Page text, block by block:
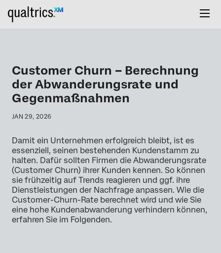
Customer Churn – Berechnung
der Abwanderungsrate und
Gegenmaßnahmen
JAN 29, 2026
Damit ein Unternehmen erfolgreich bleibt, ist es
essenziell, seinen bestehenden Kundenstamm zu
halten. Dafür sollten Firmen die Abwanderungsrate
(Customer Churn) ihrer Kunden kennen. So können
sie frühzeitig auf Trends reagieren und ggf. ihre
Dienstleistungen der Nachfrage anpassen. Wie die
Customer-Churn-Rate berechnet wird und wie Sie
eine hohe Kundenabwanderung verhindern können,
erfahren Sie im Folgenden.